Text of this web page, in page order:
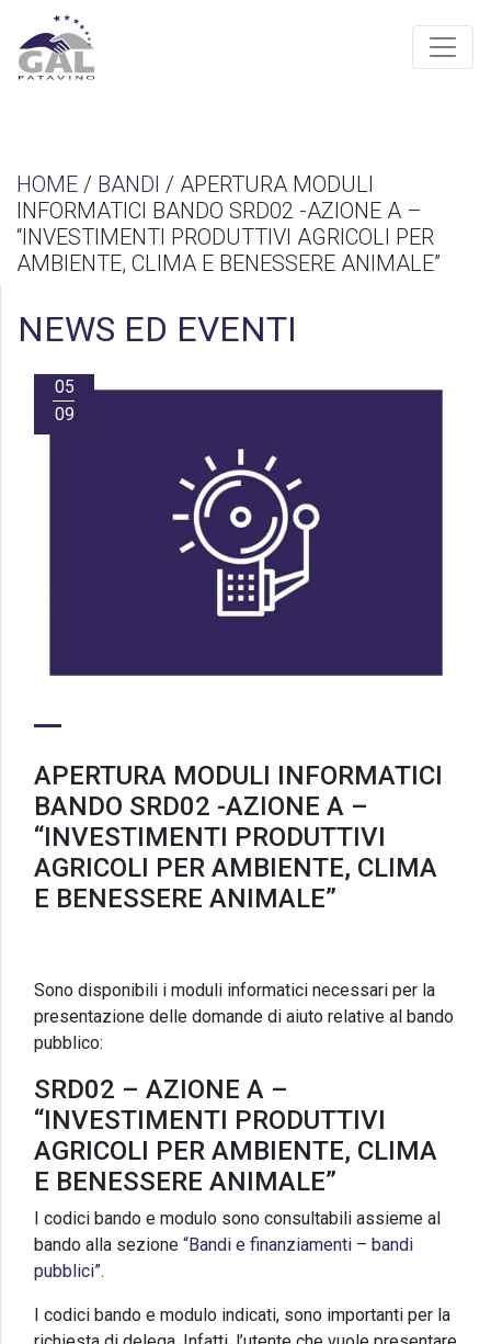
HOME / BANDI / APERTURA MODULI
INFORMATICI BANDO SRD02 -AZIONE A –
“INVESTIMENTI PRODUTTIVI AGRICOLI PER
AMBIENTE, CLIMA E BENESSERE ANIMALE”
NEWS ED EVENTI
05
09
APERTURA MODULI INFORMATICI
BANDO SRD02 -AZIONE A –
“INVESTIMENTI PRODUTTIVI
AGRICOLI PER AMBIENTE, CLIMA
E BENESSERE ANIMALE”
Sono disponibili i moduli informatici necessari per la
presentazione delle domande di aiuto relative al bando
pubblico:
SRD02 – AZIONE A –
“INVESTIMENTI PRODUTTIVI
AGRICOLI PER AMBIENTE, CLIMA
E BENESSERE ANIMALE”
I codici bando e modulo sono consultabili assieme al
bando alla sezione “Bandi e finanziamenti – bandi
pubblici”.
I codici bando e modulo indicati, sono importanti per la